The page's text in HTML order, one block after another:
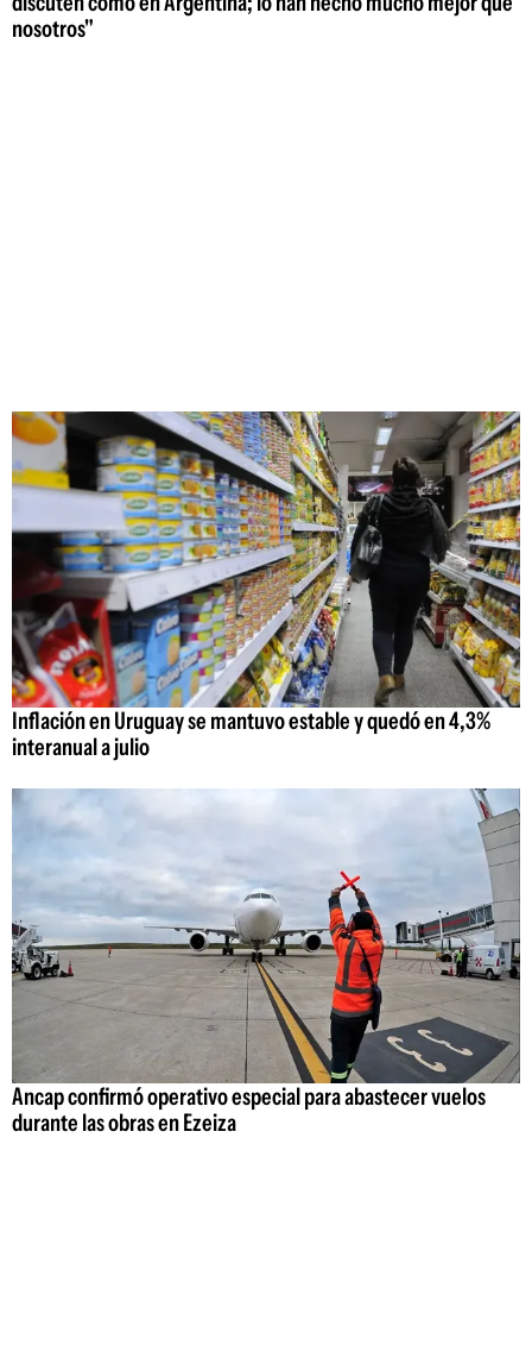
nosotros"
Inflación en Uruguay se mantuvo estable y quedó en 4,3%
interanual a julio
Ancap confirmó operativo especial para abastecer vuelos
durante las obras en Ezeiza